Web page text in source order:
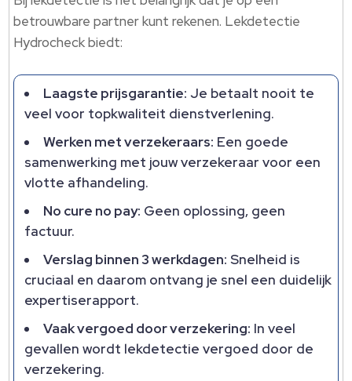
betrouwbare partner kunt rekenen. Lekdetectie
Hydrocheck biedt:
Laagste prijsgarantie: Je betaalt nooit te
veel voor topkwaliteit dienstverlening.
Werken met verzekeraars: Een goede
samenwerking met jouw verzekeraar voor een
vlotte afhandeling.
No cure no pay: Geen oplossing, geen
factuur.
Verslag binnen 3 werkdagen: Snelheid is
cruciaal en daarom ontvang je snel een duidelijk
expertiserapport.
Vaak vergoed door verzekering: In veel
gevallen wordt lekdetectie vergoed door de
verzekering.